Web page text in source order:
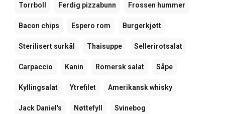
Torrboll Ferdig pizzabunn Frossen hummer
Bacon chips Espero rom Burgerkjøtt
Sterilisert surkål Thaisuppe Sellerirotsalat
Carpaccio Kanin Romersk salat Såpe
Kyllingsalat Ytrefilet Amerikansk whisky
Jack Daniel's Nøttefyll Svinebog